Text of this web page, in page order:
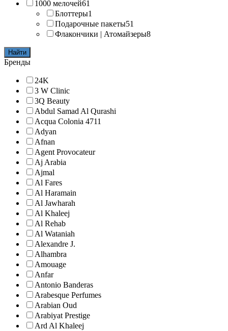
1000 мелочей61
Блоттеры1
Подарочные пакеты51
Флакончики | Атомайзеры8
Найти
Бренды
24K
3 W Clinic
3Q Beauty
Abdul Samad Al Qurashi
Acqua Colonia 4711
Adyan
Afnan
Agent Provocateur
Aj Arabia
Ajmal
Al Fares
Al Haramain
Al Jawharah
Al Khaleej
Al Rehab
Al Wataniah
Alexandre J.
Alhambra
Amouage
Anfar
Antonio Banderas
Arabesque Perfumes
Arabian Oud
Arabiyat Prestige
Ard Al Khaleej